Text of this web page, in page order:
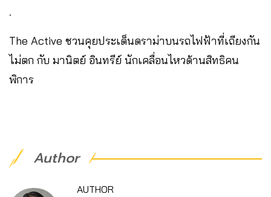
.
The Active ชวนคุยประเด็นดราม่าบนรถไฟฟ้าที่เถียงกัน
ไม่ตก กับ มานิตย์ อินทรีย์ นักเคลื่อนไหวด้านสิทธิคน
พิการ
Author
AUTHOR